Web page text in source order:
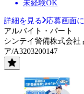
未経験OK
詳細を見る
応募画面
アルバイト・パート
シンテイ警備株式会社
ア/A3203200147